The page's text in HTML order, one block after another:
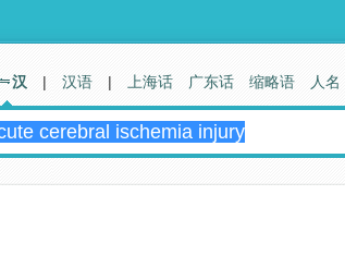
汉 | 汉语 | 上海话 广东话 缩略语 人名